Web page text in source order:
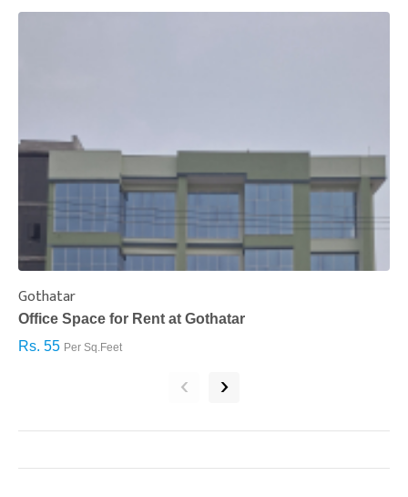
Gothatar
Office Space for Rent at Gothatar
Rs. 55 Per Sq.Feet
‹ ›